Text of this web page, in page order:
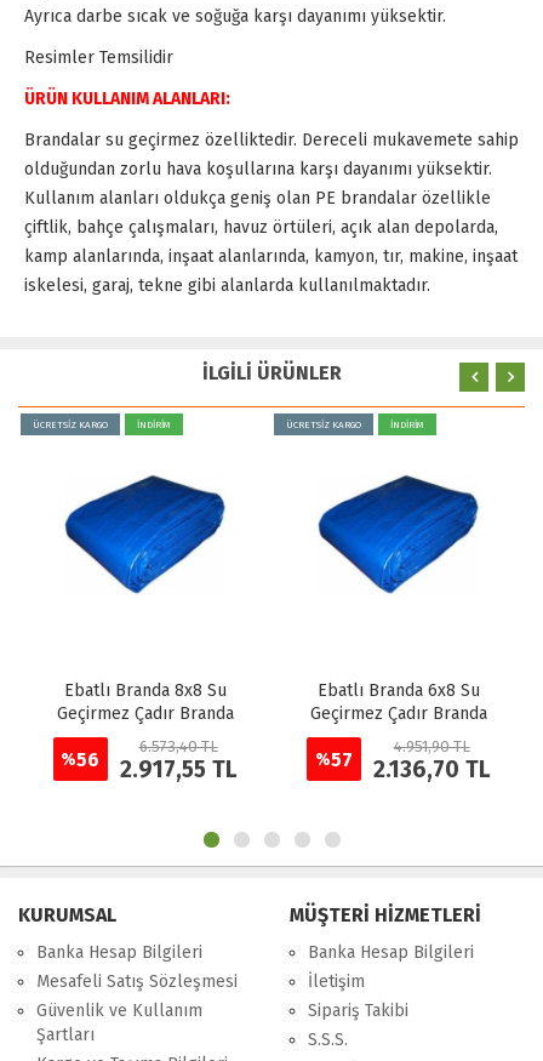
Ayrıca darbe sıcak ve soğuğa karşı dayanımı yüksektir.
Resimler Temsilidir
ÜRÜN KULLANIM ALANLARI:
Brandalar su geçirmez özelliktedir. Dereceli mukavemete sahip
olduğundan zorlu hava koşullarına karşı dayanımı yüksektir.
Kullanım alanları oldukça geniş olan PE brandalar özellikle
çiftlik, bahçe çalışmaları, havuz örtüleri, açık alan depolarda,
kamp alanlarında, inşaat alanlarında, kamyon, tır, makine, inşaat
iskelesi, garaj, tekne gibi alanlarda kullanılmaktadır.
İLGİLİ ÜRÜNLER
ÜCRETSİZ KARGO İNDİRİM
Ebatlı Branda 8x8 Su
Geçirmez Çadır Branda
%56
6.573,40 TL
2.917,55 TL
ÜCRETSİZ KARGO İNDİRİM
Ebatlı Branda 6x8 Su
Geçirmez Çadır Branda
%57
4.951,90 TL
2.136,70 TL
KURUMSAL
Banka Hesap Bilgileri
Mesafeli Satış Sözleşmesi
Güvenlik ve Kullanım
Şartları
MÜŞTERİ HİZMETLERİ
Banka Hesap Bilgileri
İletişim
Sipariş Takibi
S.S.S.